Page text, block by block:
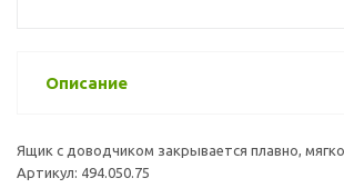
Описание
Ящик с доводчиком закрывается плавно,
Артикул: 494.050.75